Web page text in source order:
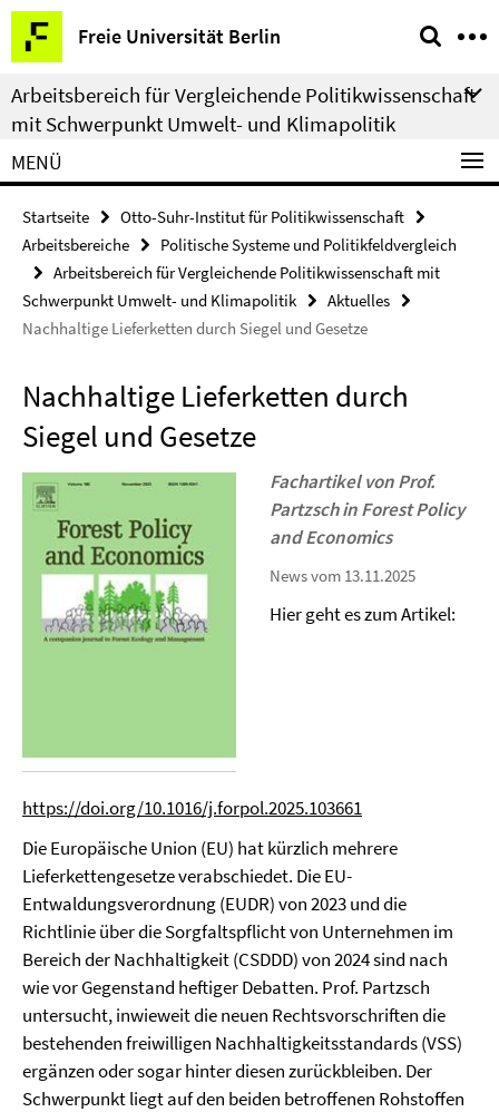
Springe
direkt
zu
Inhalt
Freie Universität Berlin
Service-
Navigation
Arbeitsbereich für Vergleichende Politikwissenschaft
mit Schwerpunkt Umwelt- und Klimapolitik
MENÜ
Startseite
Otto-Suhr-Institut für Politikwissenschaft
Arbeitsbereiche
Politische Systeme und Politikfeldvergleich
Arbeitsbereich für Vergleichende Politikwissenschaft mit
Schwerpunkt Umwelt- und Klimapolitik
Aktuelles
Nachhaltige Lieferketten durch Siegel und Gesetze
Nachhaltige Lieferketten durch
Siegel und Gesetze
Fachartikel von Prof.
Partzsch in Forest Policy
and Economics
News vom 13.11.2025
Hier geht es zum Artikel:
https://doi.org/10.1016/j.forpol.2025.103661
Die Europäische Union (EU) hat kürzlich mehrere
Lieferkettengesetze verabschiedet. Die EU-
Entwaldungsverordnung (EUDR) von 2023 und die
Richtlinie über die Sorgfaltspflicht von Unternehmen im
Bereich der Nachhaltigkeit (CSDDD) von 2024 sind nach
wie vor Gegenstand heftiger Debatten. Prof. Partzsch
untersucht, inwieweit die neuen Rechtsvorschriften die
bestehenden freiwilligen Nachhaltigkeitsstandards (VSS)
ergänzen oder sogar hinter diesen zurückbleiben. Der
Schwerpunkt liegt auf den beiden betroffenen Rohstoffen